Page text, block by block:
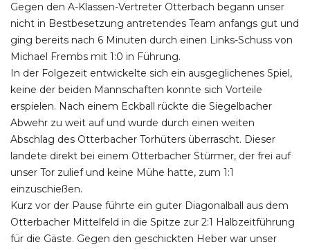
Gegen den A-Klassen-Vertreter Otterbach begann unser
nicht in Bestbesetzung antretendes Team anfangs gut und
ging bereits nach 6 Minuten durch einen Links-Schuss von
Michael Frembs mit 1:0 in Führung.
In der Folgezeit entwickelte sich ein ausgeglichenes Spiel,
keine der beiden Mannschaften konnte sich Vorteile
erspielen. Nach einem Eckball rückte die Siegelbacher
Abwehr zu weit auf und wurde durch einen weiten
Abschlag des Otterbacher Torhüters überrascht. Dieser
landete direkt bei einem Otterbacher Stürmer, der frei auf
unser Tor zulief und keine Mühe hatte, zum 1:1
einzuschießen.
Kurz vor der Pause führte ein guter Diagonalball aus dem
Otterbacher Mittelfeld in die Spitze zur 2:1 Halbzeitführung
für die Gäste. Gegen den geschickten Heber war unser